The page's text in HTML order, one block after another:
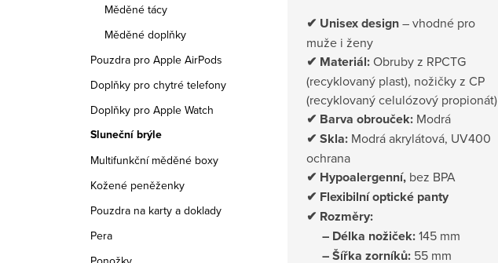
Měděné tácy
Měděné doplňky
Pouzdra pro Apple AirPods
Doplňky pro chytré telefony
Doplňky pro Apple Watch
Sluneční brýle
Multifunkční měděné boxy
Kožené peněženky
Pouzdra na karty a doklady
Pera
✔ Unisex design– vhodné pro
muže i ženy
✔ Materiál:Obruby z RPCTG
(recyklovaný plast), nožičky z CP
(recyklovaný celulózový propionát)
✔ Barva obrouček: Modrá
✔ Skla: Modrá akrylátová, UV400
ochrana
✔ Hypoalergenní, bez BPA
✔ Flexibilní optické panty
✔ Rozměry:
– Délka nožiček:145 mm
– Šířka zorníků: 55 mm